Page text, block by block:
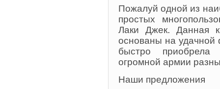
Пожалуй одной из
простых
Лаки Джек. Данная
основаны на удачной
быстро приобрела
огромной армии
Наши предложения